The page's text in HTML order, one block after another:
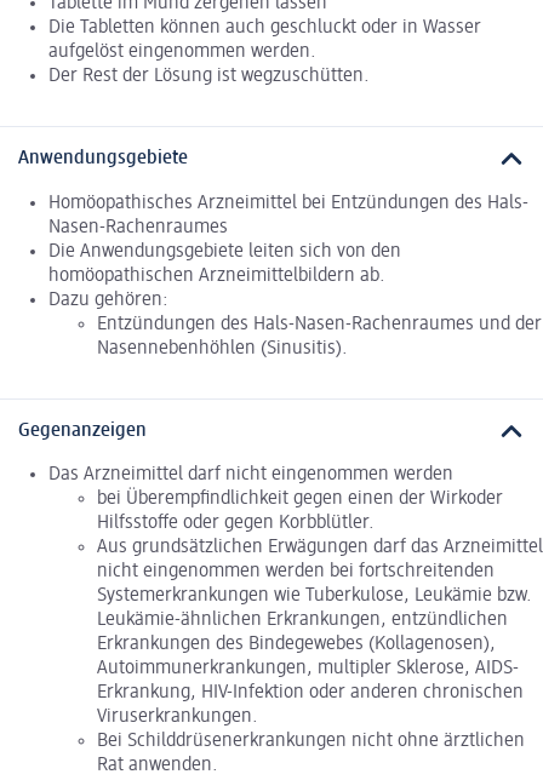
Die Tabletten können auch geschluckt oder in Wasser
aufgelöst eingenommen werden.
Der Rest der Lösung ist wegzuschütten.
Anwendungsgebiete
Homöopathisches Arzneimittel bei Entzündungen des Hals-
Nasen-Rachenraumes
Die Anwendungsgebiete leiten sich von den
homöopathischen Arzneimittelbildern ab.
Dazu gehören:
Entzündungen des Hals-Nasen-Rachenraumes und der
Nasennebenhöhlen (Sinusitis).
Gegenanzeigen
Das Arzneimittel darf nicht eingenommen werden
bei Überempfindlichkeit gegen einen der Wirkoder
Hilfsstoffe oder gegen Korbblütler.
Aus grundsätzlichen Erwägungen darf das Arzneimittel
nicht eingenommen werden bei fortschreitenden
Systemerkrankungen wie Tuberkulose, Leukämie bzw.
Leukämie-ähnlichen Erkrankungen, entzündlichen
Erkrankungen des Bindegewebes (Kollagenosen),
Autoimmunerkrankungen, multipler Sklerose, AIDS-
Erkrankung, HIV-Infektion oder anderen chronischen
Viruserkrankungen.
Bei Schilddrüsenerkrankungen nicht ohne ärztlichen
Rat anwenden.